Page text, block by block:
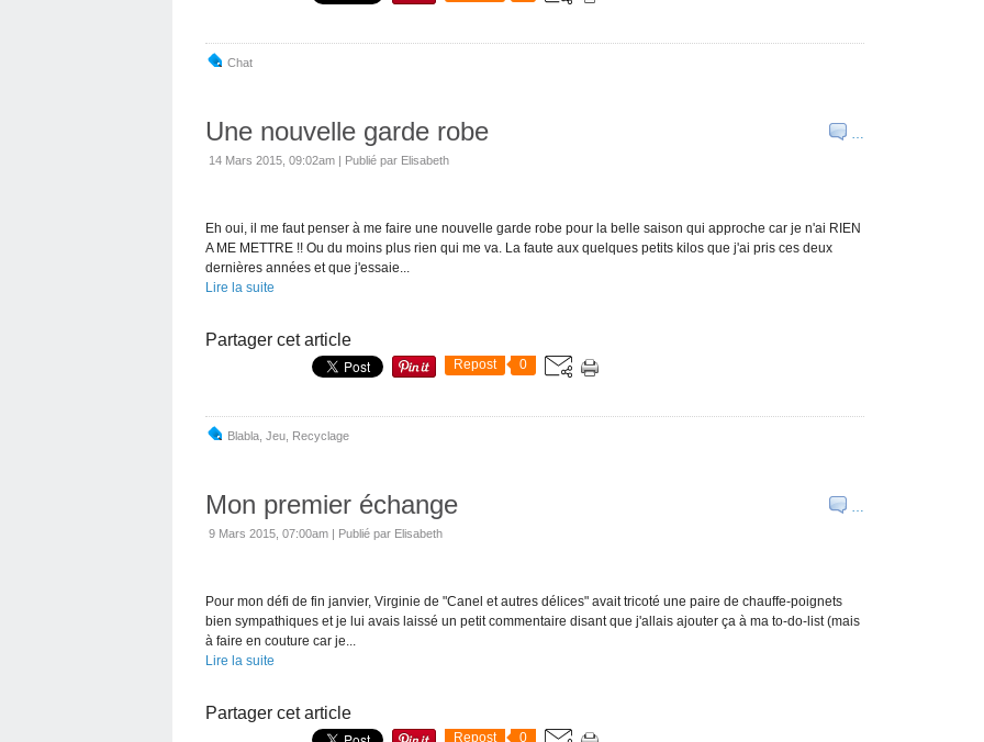
Chat
…
Une nouvelle garde robe
14 Mars 2015, 09:02am | Publié par Elisabeth
Eh oui, il me faut penser à me faire une nouvelle garde robe pour la belle saison qui approche car je n'ai RIEN
A ME METTRE !! Ou du moins plus rien qui me va. La faute aux quelques petits kilos que j'ai pris ces deux
dernières années et que j'essaie...
Lire la suite
Partager cet article
Repost 0
Blabla Jeu Recyclage
…
Mon premier échange
9 Mars 2015, 07:00am | Publié par Elisabeth
Pour mon défi de fin janvier, Virginie de "Canel et autres délices" avait tricoté une paire de chauffe-poignets
bien sympathiques et je lui avais laissé un petit commentaire disant que j'allais ajouter ça à ma to-do-list (mais
à faire en couture car je...
Lire la suite
Partager cet article
Repost 0